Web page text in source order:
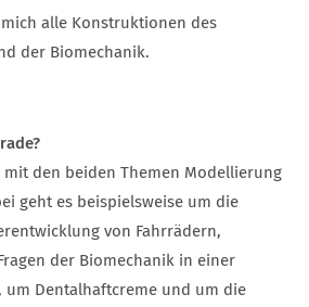
alle Konstruktionen des
der Biomechanik.
den beiden Themen Modellierung
geht es beispielsweise um die
von Fahrrädern,
der Biomechanik in einer
um Dentalhaftcreme und um die